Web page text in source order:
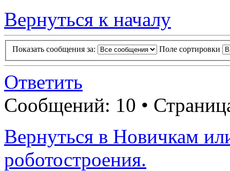
Вернуться к началу
Показать сообщения за: Поле сортировки
Ответить
Сообщений: 10 •
Вернуться в Новичкам
роботостроения.